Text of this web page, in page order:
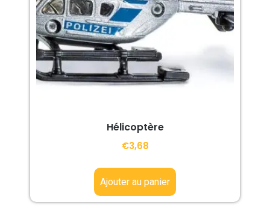
Hélicoptère
€3,68
Ajouter au panier